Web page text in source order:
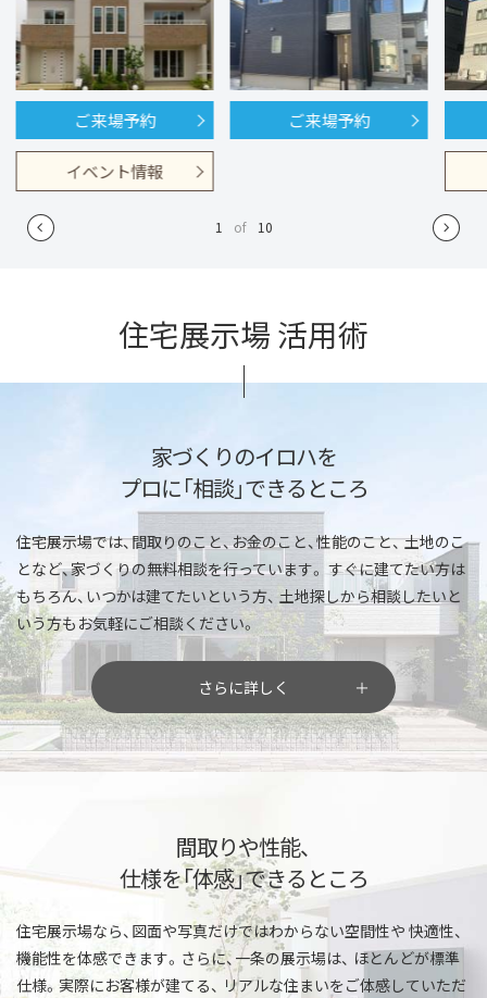
ご来場予約
イベント情報
ご来場予約
1 of 10
住宅展示場 活用術
家づくりのイロハを
プロに「相談」できるところ
住宅展示場では、間取りのこと、お金のこと、性能のこと、土地のこ
となど、家づくりの無料相談を行っています。 すぐに建てたい方は
もちろん、いつかは建てたいという方、 土地探しから相談したいと
いう方もお気軽にご相談ください。
さらに詳しく
間取りや性能、
仕様を「体感」できるところ
住宅展示場なら、図面や写真だけではわからない空間性や 快適性、
機能性を体感できます。さらに、一条の展示場は、 ほとんどが標準
仕様。実際にお客様が建てる、 リアルな住まいをご体感していただ